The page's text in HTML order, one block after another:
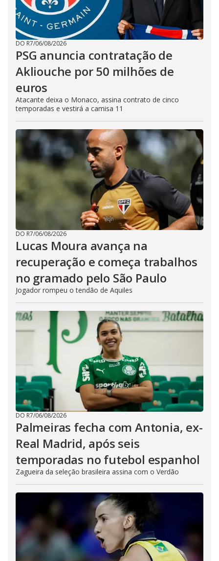
DO R7/06/08/2026
PSG anuncia contratação de
Akliouche por 50 milhões de
euros
Atacante deixa o Monaco, assina contrato de cinco
temporadas e vestirá a camisa 11
DO R7/06/08/2026
Lucas Moura avança na
recuperação e começa trabalhos
no gramado pelo São Paulo
Jogador rompeu o tendão de Aquiles
DO R7/06/08/2026
Palmeiras fecha com Antonia, ex-
Real Madrid, após seis
temporadas no futebol espanhol
Zagueira da seleção brasileira assina com o Verdão